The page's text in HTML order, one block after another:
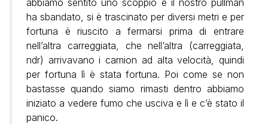
ha sbandato, si è trascinato per diversi metri e per
fortuna è riuscito a fermarsi prima di entrare
nell’altra carreggiata, che nell’altra (carreggiata,
ndr) arrivavano i camion ad alta velocità, quindi
per fortuna lì è stata fortuna. Poi come se non
bastasse quando siamo rimasti dentro abbiamo
iniziato a vedere fumo che usciva e lì e c’è stato il
panico.